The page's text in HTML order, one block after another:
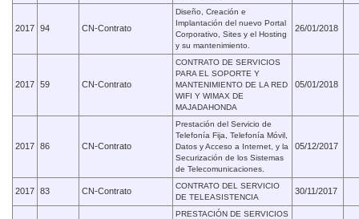
2017 94 CN-Contrato
Diseño, Creación e
Implantación del nuevo Portal
Corporativo, Sites y el Hosting
y su mantenimiento.
26/01/2018
2017 59 CN-Contrato
CONTRATO DE SERVICIOS
PARA EL SOPORTE Y
MANTENIMIENTO DE LA RED
WIFI Y WIMAX DE
MAJADAHONDA
05/01/2018
2017 86 CN-Contrato
Prestación del Servicio de
Telefonía Fija, Telefonía Móvil,
Datos y Acceso a Internet, y la
Securización de los Sistemas
de Telecomunicaciones.
05/12/2017
2017 83 CN-Contrato
CONTRATO DEL SERVICIO
DE TELEASISTENCIA
30/11/2017
PRESTACIÓN DE SERVICIOS